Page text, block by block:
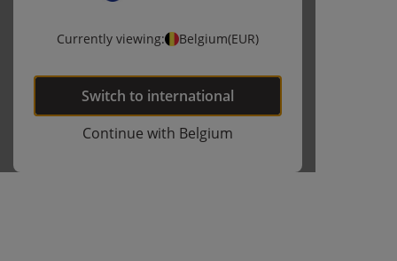
Currently viewing: Belgium(EUR)
Switch to international
Continue with Belgium